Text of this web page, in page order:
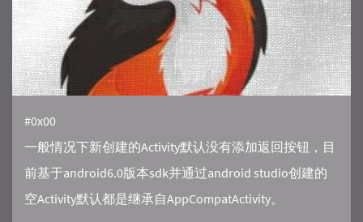
#0x00
一般情况下新创建的Activity默认没有添加返回按钮，目
前基于android6.0版本sdk并通过android studio创建的
空Activity默认都是继承自AppCompatActivity。